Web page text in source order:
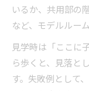
いるか、共用部の
など、モデルルー
見学時は「ここに
ら歩くと、見落と
す。失敗例として